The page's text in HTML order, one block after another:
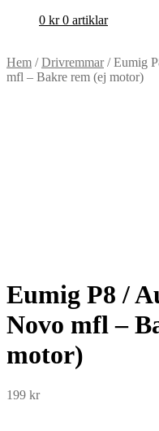
0 kr 0 artiklar
Hem /Drivremmar/Eumig
mfl – Bakre rem (ej motor)
Eumig P8 /
Novo mfl –
motor)
199 kr